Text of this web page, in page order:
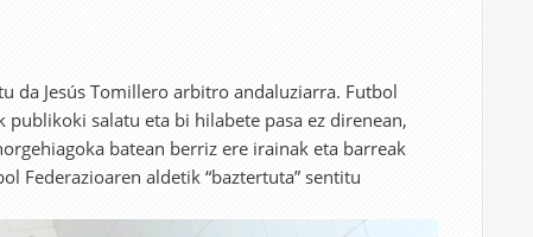
da Jesús Tomillero arbitro andaluziarra. Futbol
salatu eta bi hilabete pasa ez direnean,
batean berriz ere irainak eta barreak
Federazioaren aldetik “baztertuta” sentitu